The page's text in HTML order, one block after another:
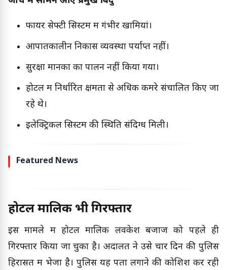
फायर सेफ्टी सिस्टम में गंभीर खामियां।
आपातकालीन निकास व्यवस्था पर्याप्त नहीं।
सुरक्षा मानकों का पालन नहीं किया गया।
होटल में निर्धारित क्षमता से अधिक कमरे संचालित किए जा
रहे थे।
इलेक्ट्रिकल सिस्टम की स्थिति संदिग्ध मिली।
Featured News
होटल मालिक भी गिरफ्तार
इस मामले में होटल मालिक लवकेश बजाज को पहले ही
गिरफ्तार किया जा चुका है। अदालत ने उसे चार दिन की पुलिस
हिरासत में भेजा है। पुलिस यह पता लगाने की कोशिश कर रही